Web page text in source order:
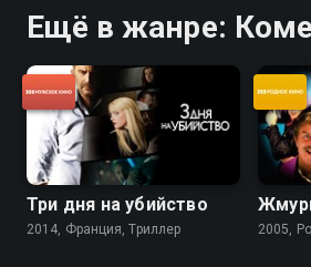
Ещё в жанре:
Три дня на убийство
2014, Франция, Триллер 2005,